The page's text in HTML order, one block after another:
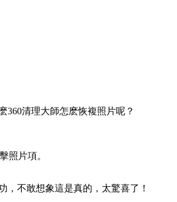
360清理大師怎麽恢複照片呢？
照片項。
，不敢想象這是真的，太驚喜了！